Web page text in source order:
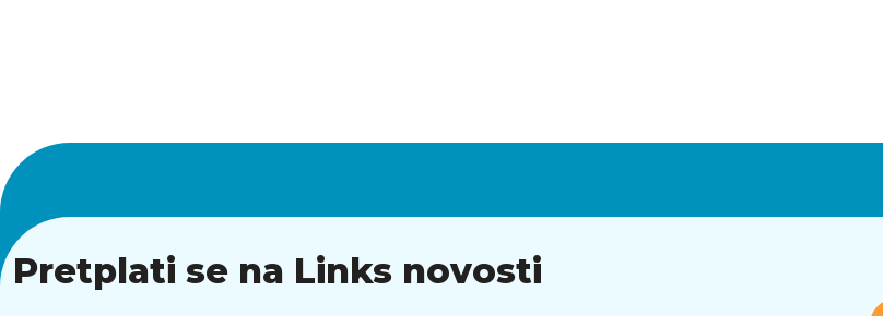
Pretplati se na Links novosti